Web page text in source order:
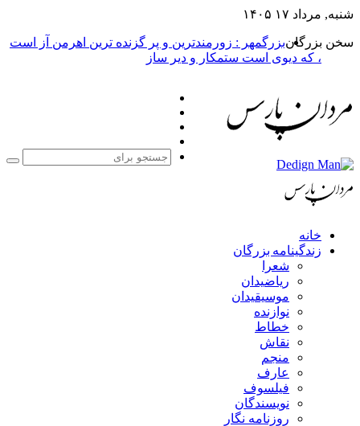
شنبه, مرداد ۱۷ ۱۴۰۵
سخن بزرگانبزرگمهر : زورمندترین و پر گزنده ترین اهرمن آز است
، که دیوی است ستمکار و دیر ساز
خانه
زندگینامه بزرگان
شعرا
ریاضیدان
موسیقیدان
نوازنده
خطاط
نقاش
منجم
عارف
فیلسوف
نویسندگان
روزنامه نگار